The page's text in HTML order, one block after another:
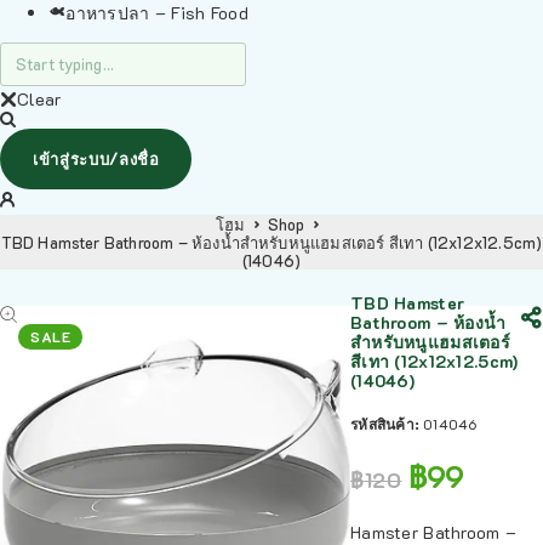
อาหารปลา – Fish Food
Clear
เข้าสู่ระบบ/ลงชื่อ
โฮม
Shop
TBD Hamster Bathroom – ห้องน้ำสำหรับหนูแฮมสเตอร์ สีเทา (12x12x12.5cm)
(14046)
SALE
TBD Hamster
Bathroom – ห้องน้ำ
สำหรับหนูแฮมสเตอร์
สีเทา (12x12x12.5cm)
(14046)
รหัสสินค้า: 014046
฿120 ฿99
Hamster Bathroom –